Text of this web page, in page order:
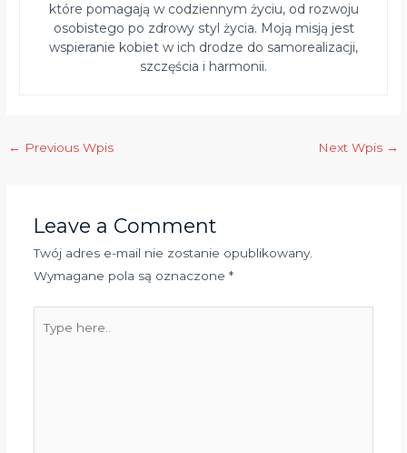
które pomagają w codziennym życiu, od rozwoju
osobistego po zdrowy styl życia. Moją misją jest
wspieranie kobiet w ich drodze do samorealizacji,
szczęścia i harmonii.
← Previous Wpis Next Wpis →
Leave a Comment
Twój adres e-mail nie zostanie opublikowany.
Wymagane pola są oznaczone *
here..